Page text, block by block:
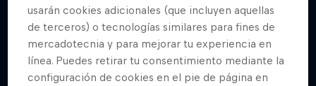
usarán cookies adicionales (que incluyen aquellas
de terceros) o tecnologías similares para fines de
mercadotecnia y para mejorar tu experiencia en
línea. Puedes retirar tu consentimiento mediante la
configuración de cookies en el pie de página en